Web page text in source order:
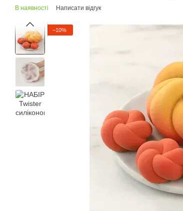
В наявності Написати відгук
−10%